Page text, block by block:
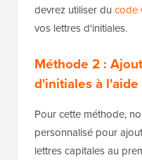
devrez utiliser du code
vos lettres d'initiales.
Méthode 2 :
d'initiales à l'aide
Pour cette méthode,
personnalisé pour
lettres capitales au